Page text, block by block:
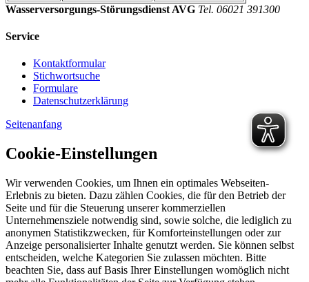
Wasserversorgungs-Störungsdienst AVG Tel. 06021 391300
Service
Kontaktformular
Stichwortsuche
Formulare
Datenschutzerklärung
Seitenanfang
Cookie-Einstellungen
Wir verwenden Cookies, um Ihnen ein optimales Webseiten-
Erlebnis zu bieten. Dazu zählen Cookies, die für den Betrieb der
Seite und für die Steuerung unserer kommerziellen
Unternehmensziele notwendig sind, sowie solche, die lediglich zu
anonymen Statistikzwecken, für Komforteinstellungen oder zur
Anzeige personalisierter Inhalte genutzt werden. Sie können selbst
entscheiden, welche Kategorien Sie zulassen möchten. Bitte
beachten Sie, dass auf Basis Ihrer Einstellungen womöglich nicht